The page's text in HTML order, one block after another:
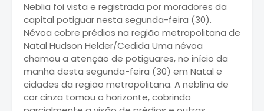
Neblia foi vista e registrada por moradores da
capital potiguar nesta segunda-feira (30).
Névoa cobre prédios na região metropolitana de
Natal Hudson Helder/Cedida Uma névoa
chamou a atenção de potiguares, no início da
manhã desta segunda-feira (30) em Natal e
cidades da região metropolitana. A neblina de
cor cinza tomou o horizonte, cobrindo